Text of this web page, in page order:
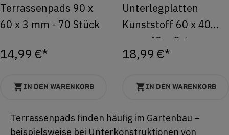
Terrassenpads 90 x
60 x 3 mm - 70 Stück
14,99 €*
IN DEN WARENKORB
Unterlegplatten
Kunststoff 60 x 40
mm - 40er Set
18,99 €*
IN DEN WARENKORB
Terrassenpads finden häufig im Gartenbau –
beispielsweise bei Unterkonstruktionen von